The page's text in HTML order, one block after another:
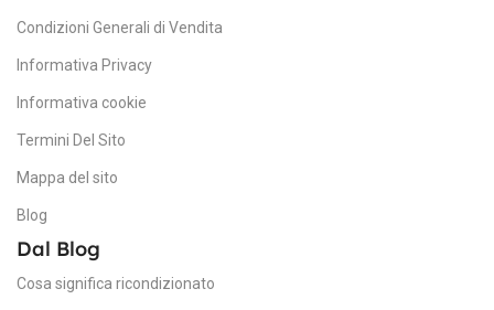
Condizioni Generali di Vendita
Informativa Privacy
Informativa cookie
Termini Del Sito
Mappa del sito
Blog
Dal Blog
Cosa significa ricondizionato